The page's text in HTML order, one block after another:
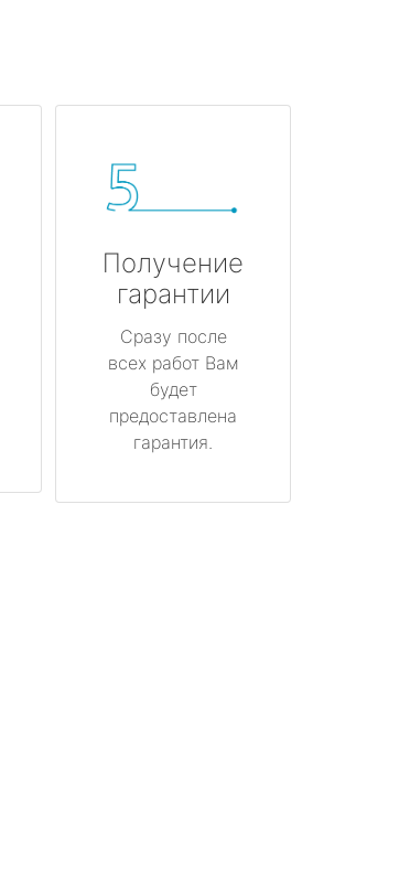
Получение
гарантии
Сразу после
всех работ Вам
будет
предоставлена
гарантия.